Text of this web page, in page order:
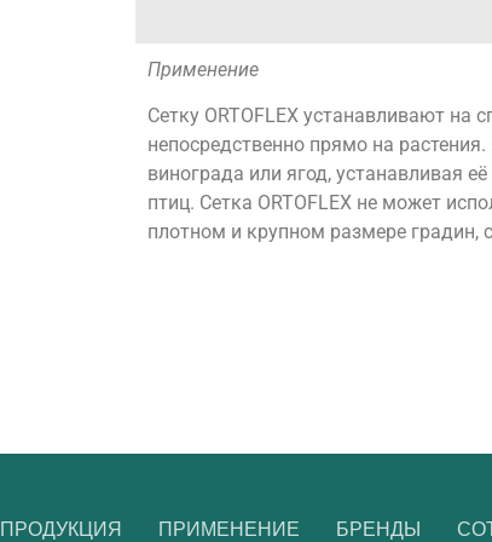
Применение
Сетку ORTOFLEX устанавливают
непосредственно прямо на
винограда или ягод, устанавливая
птиц. Сетка ORTOFLEX не может
плотном и крупном размере градин,
ПРОДУКЦИЯ ПРИМЕНЕНИЕ БРЕНДЫ